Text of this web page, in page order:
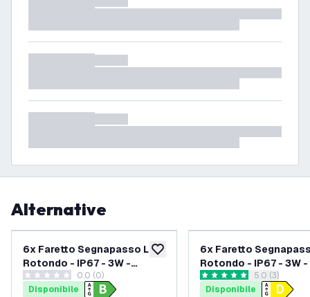
Alternative
aggiungi alla lista desideri
6x Faretto Segnapasso LED
Rotondo - IP67 - 3W -
4000K - 1m Cavo - Nero
0 stelle di valutazione
0.0 (0)
Disponibile
6x Faretto
Rotondo - IP67 - 3W
- 1m Cavoapri il
5 stelle di valutazione
5.0 (3)
Disponibile